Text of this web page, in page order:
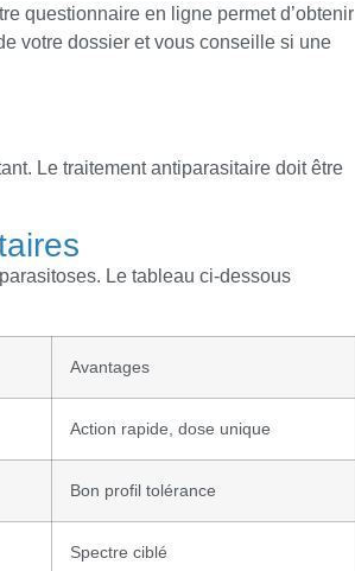
questionnaire en ligne permet d’obtenir
votre dossier et vous conseille si une
Le traitement antiparasitaire doit être
Le tableau ci-dessous
Avantages
Action rapide, dose unique
Bon profil tolérance
Spectre ciblé